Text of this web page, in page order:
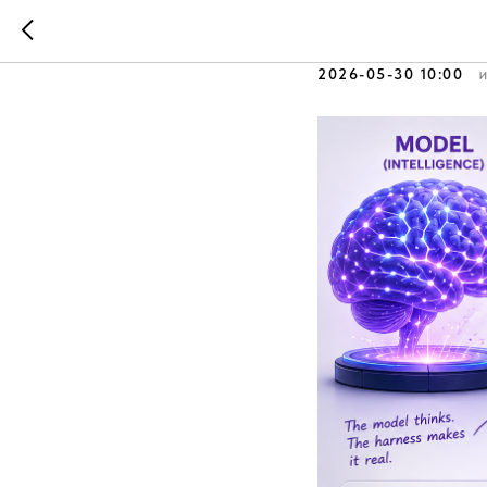
Основы
2026-05-30 10:00